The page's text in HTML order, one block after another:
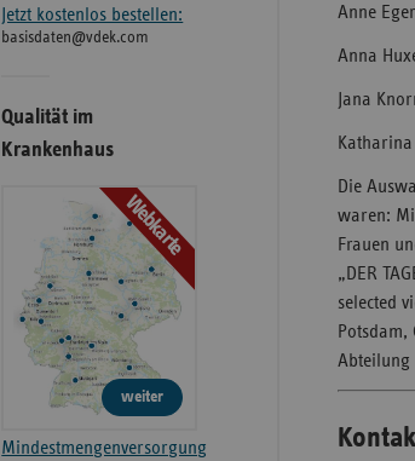
Anne
Anna
Jana
Die
waren:
Frauen
„DER
selected
Abteilung
Jetzt kostenlos bestellen:
basisdaten@vdek.com
Qualität im
Krankenhaus
Webkarte
weiter
Mindestmengenversorgung